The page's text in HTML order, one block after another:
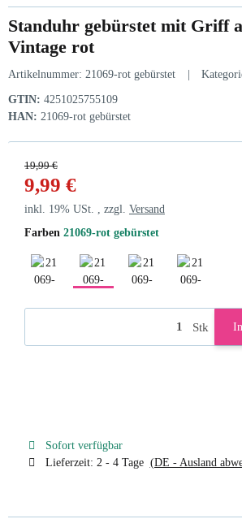
Standuhr gebürstet mit Griff
Vintage rot
Artikelnummer: 21069-rot gebürstet
GTIN: 4251025755109
HAN: 21069-rot gebürstet
19,99 €
9,99 €
inkl. 19% USt. , zzgl. Versand
Farben 21069-rot gebürstet
Stk
Sofort verfügbar
Lieferzeit: 2 - 4 Tage (DE - Ausland